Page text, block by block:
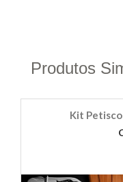
Produtos
Kit Petisco